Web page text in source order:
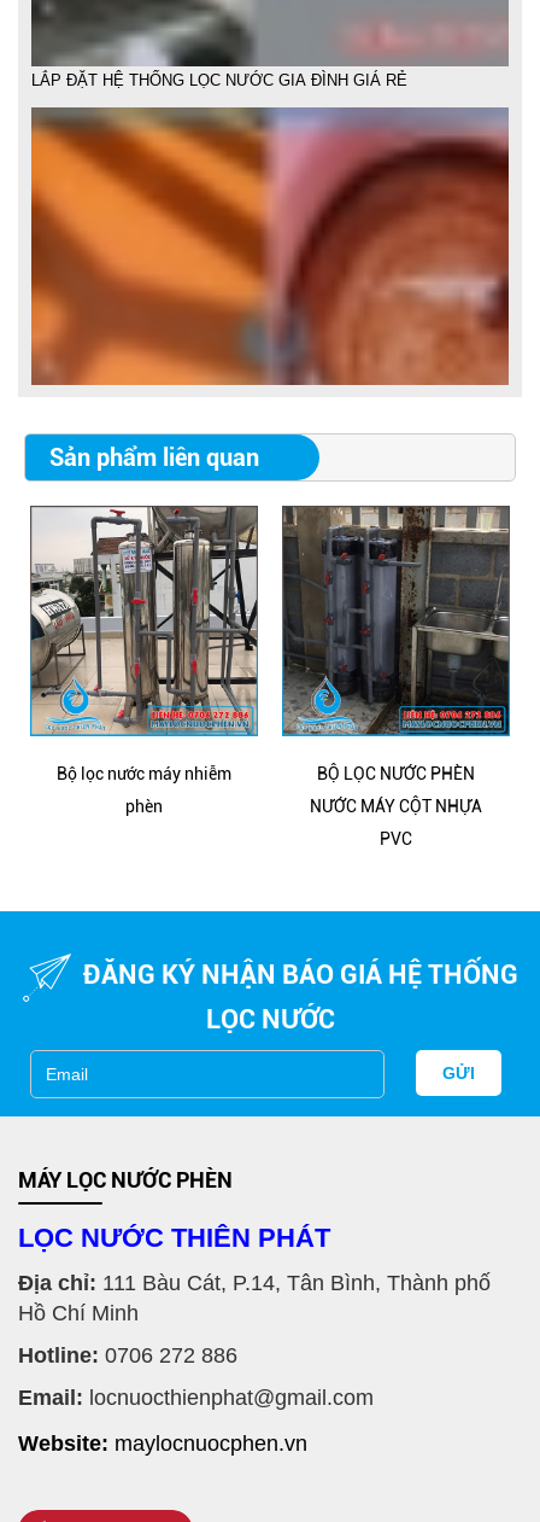
LẮP ĐẶT HỆ THỐNG LỌC NƯỚC PHÈN
MÁY LỌC NƯỚC GIẾNG KHOAN TỐT NHẤT CHO GIA ĐÌNH
Sản phẩm liên quan
Bộ lọc nước máy nhiễm
phèn
BỘ LỌC NƯỚC PHÈN
NƯỚC MÁY CỘT NHỰA
PVC
ĐĂNG KÝ NHẬN BÁO GIÁ HỆ THỐNG
LỌC NƯỚC
GỬI
MÁY LỌC NƯỚC PHÈN
LỌC NƯỚC THIÊN PHÁT
Địa chỉ: 111 Bàu Cát, P.14, Tân Bình, Thành phố
Hồ Chí Minh
Hotline: 0706 272 886
Email: locnuocthienphat@gmail.com
Website: maylocnuocphen.vn